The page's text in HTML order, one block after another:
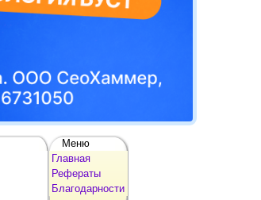
Меню
Главная
Рефераты
Благодарности